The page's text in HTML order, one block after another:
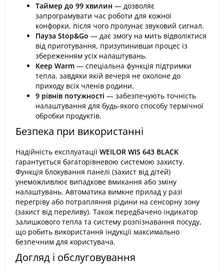
Таймер до 99 хвилин — дозволяє
запрограмувати час роботи для кожної
конфорки, після чого пролунає звуковий сигнал.
Пауза Stop&Go — дає змогу на мить відволіктися
від приготування, призупинивши процес із
збереженням усіх налаштувань.
Keep Warm — спеціальна функція підтримки
тепла, завдяки якій вечеря не охолоне до
приходу всіх членів родини.
9 рівнів потужності — забезпечують точність
налаштування для будь-якого способу термічної
обробки продуктів.
Безпека при використанні
Надійність експлуатації WEILOR WIS 643 BLACK
гарантується багаторівневою системою захисту.
Функція блокування панелі (захист від дітей)
унеможливлює випадкове вмикання або зміну
налаштувань. Автоматика вимкне прилад у разі
перегріву або потрапляння рідини на сенсорну зону
(захист від переливу). Також передбачено індикатор
залишкового тепла та систему розпізнавання посуду,
що робить використання індукції максимально
безпечним для користувача.
Догляд і обслуговування